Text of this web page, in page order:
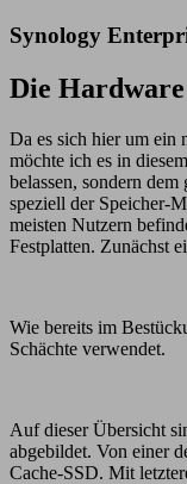
Synology
Die
Da es sich hier um ein
möchte ich es in
belassen, sondern
speziell der Speicher-
meisten Nutzern
Festplatten. Zunächst
Wie bereits im
Schächte verwendet.
Auf dieser Übersicht
abgebildet. Von einer
Cache-SSD. Mit